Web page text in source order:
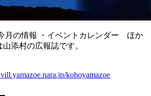
月の情報 ・イベントカレンダー ほか
山添村の広報誌です。
kohoyamazoe